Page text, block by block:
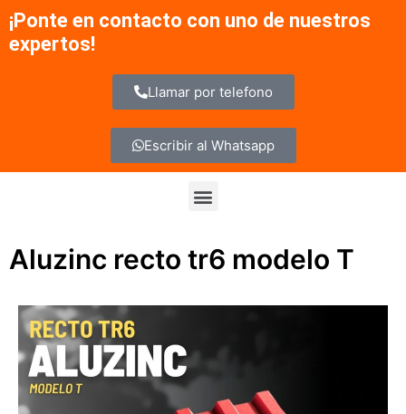
contenido
¡Ponte en contacto con uno de nuestros
expertos!
Llamar por telefono
Escribir al Whatsapp
Menu
Aluzinc recto tr6 modelo T